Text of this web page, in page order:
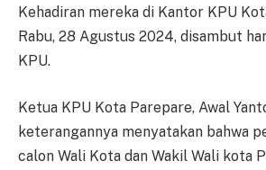
Kehadiran mereka di Kantor KPU
Rabu, 28 Agustus 2024, disambut
KPU.
Ketua KPU Kota Parepare, Awal
keterangannya menyatakan bahwa
calon Wali Kota dan Wakil Wali kota